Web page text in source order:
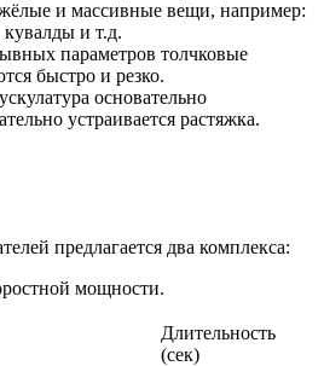
и массивные вещи, например:
и т.д.
параметров толчковые
быстро и резко.
основательно
устраивается растяжка.
предлагается два комплекса:
мощности.
Длительность
(сек)